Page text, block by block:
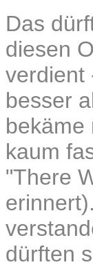
Das
diesen
verdient
besser
bekäme
kaum
"There
dürften